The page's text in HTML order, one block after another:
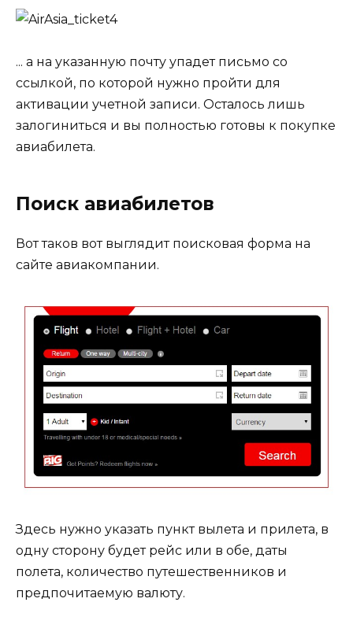
... а на указанную почту упадет письмо со
ссылкой, по которой нужно пройти для
активации учетной записи. Осталось лишь
залогиниться и вы полностью готовы к покупке
авиабилета.
Поиск авиабилетов
Вот таков вот выглядит поисковая форма на
сайте авиакомпании.
Здесь нужно указать пункт вылета и прилета, в
одну сторону будет рейс или в обе, даты
полета, количество путешественников и
предпочитаемую валюту.